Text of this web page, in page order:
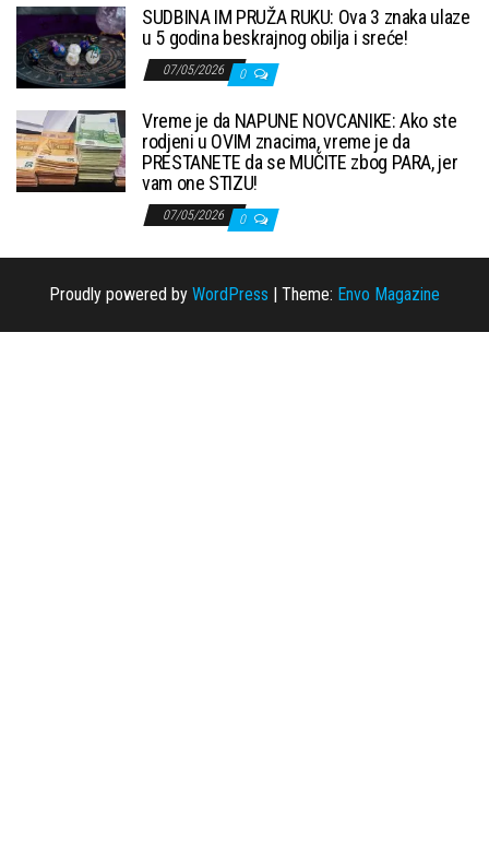
SUDBINA IM PRUŽA RUKU: Ova 3 znaka ulaze
u 5 godina beskrajnog obilja i sreće!
07/05/2026 0
Vreme je da NAPUNE NOVCANIKE: Ako ste
rodjeni u OVIM znacima, vreme je da
PRESTANETE da se MUČITE zbog PARA, jer
vam one STIZU!
07/05/2026 0
Proudly powered by WordPress Theme: Envo Magazine